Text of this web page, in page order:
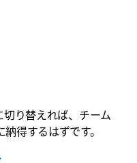
切り替えれば、チーム
得するはずです。